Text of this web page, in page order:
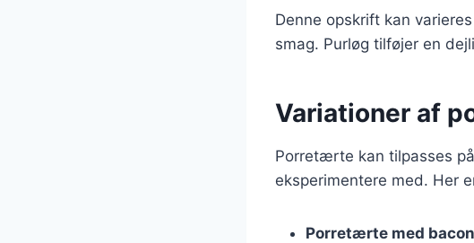
Denne opskrift kan
smag. Purløg tilføjer en
Variationer af
Porretærte kan tilpasses
eksperimentere med. Her
Porretærte med bacon